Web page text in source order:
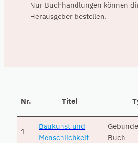
Nur Buchhandlungen können
Herausgeber bestellen.
Nr. Titel
1
Baukunst und
Menschlichkeit
Buch